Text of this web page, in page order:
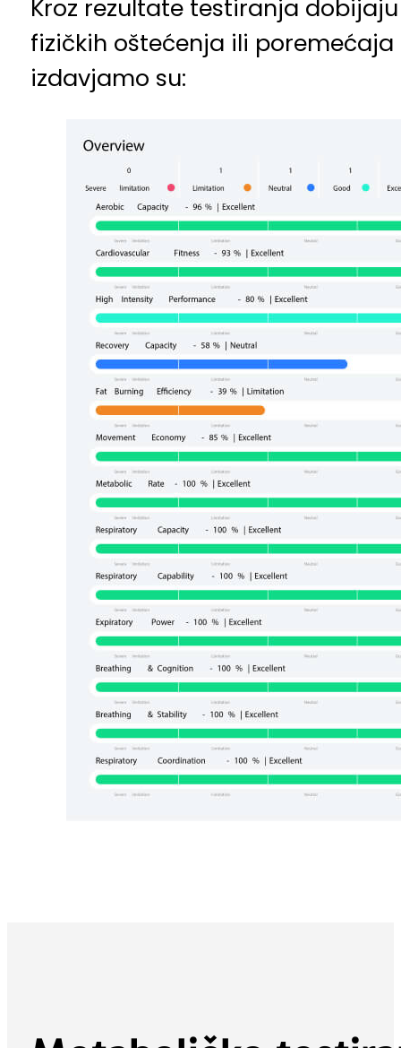
Kroz rezultate testiranja
fizičkih oštećenja ili
izdavjamo su: